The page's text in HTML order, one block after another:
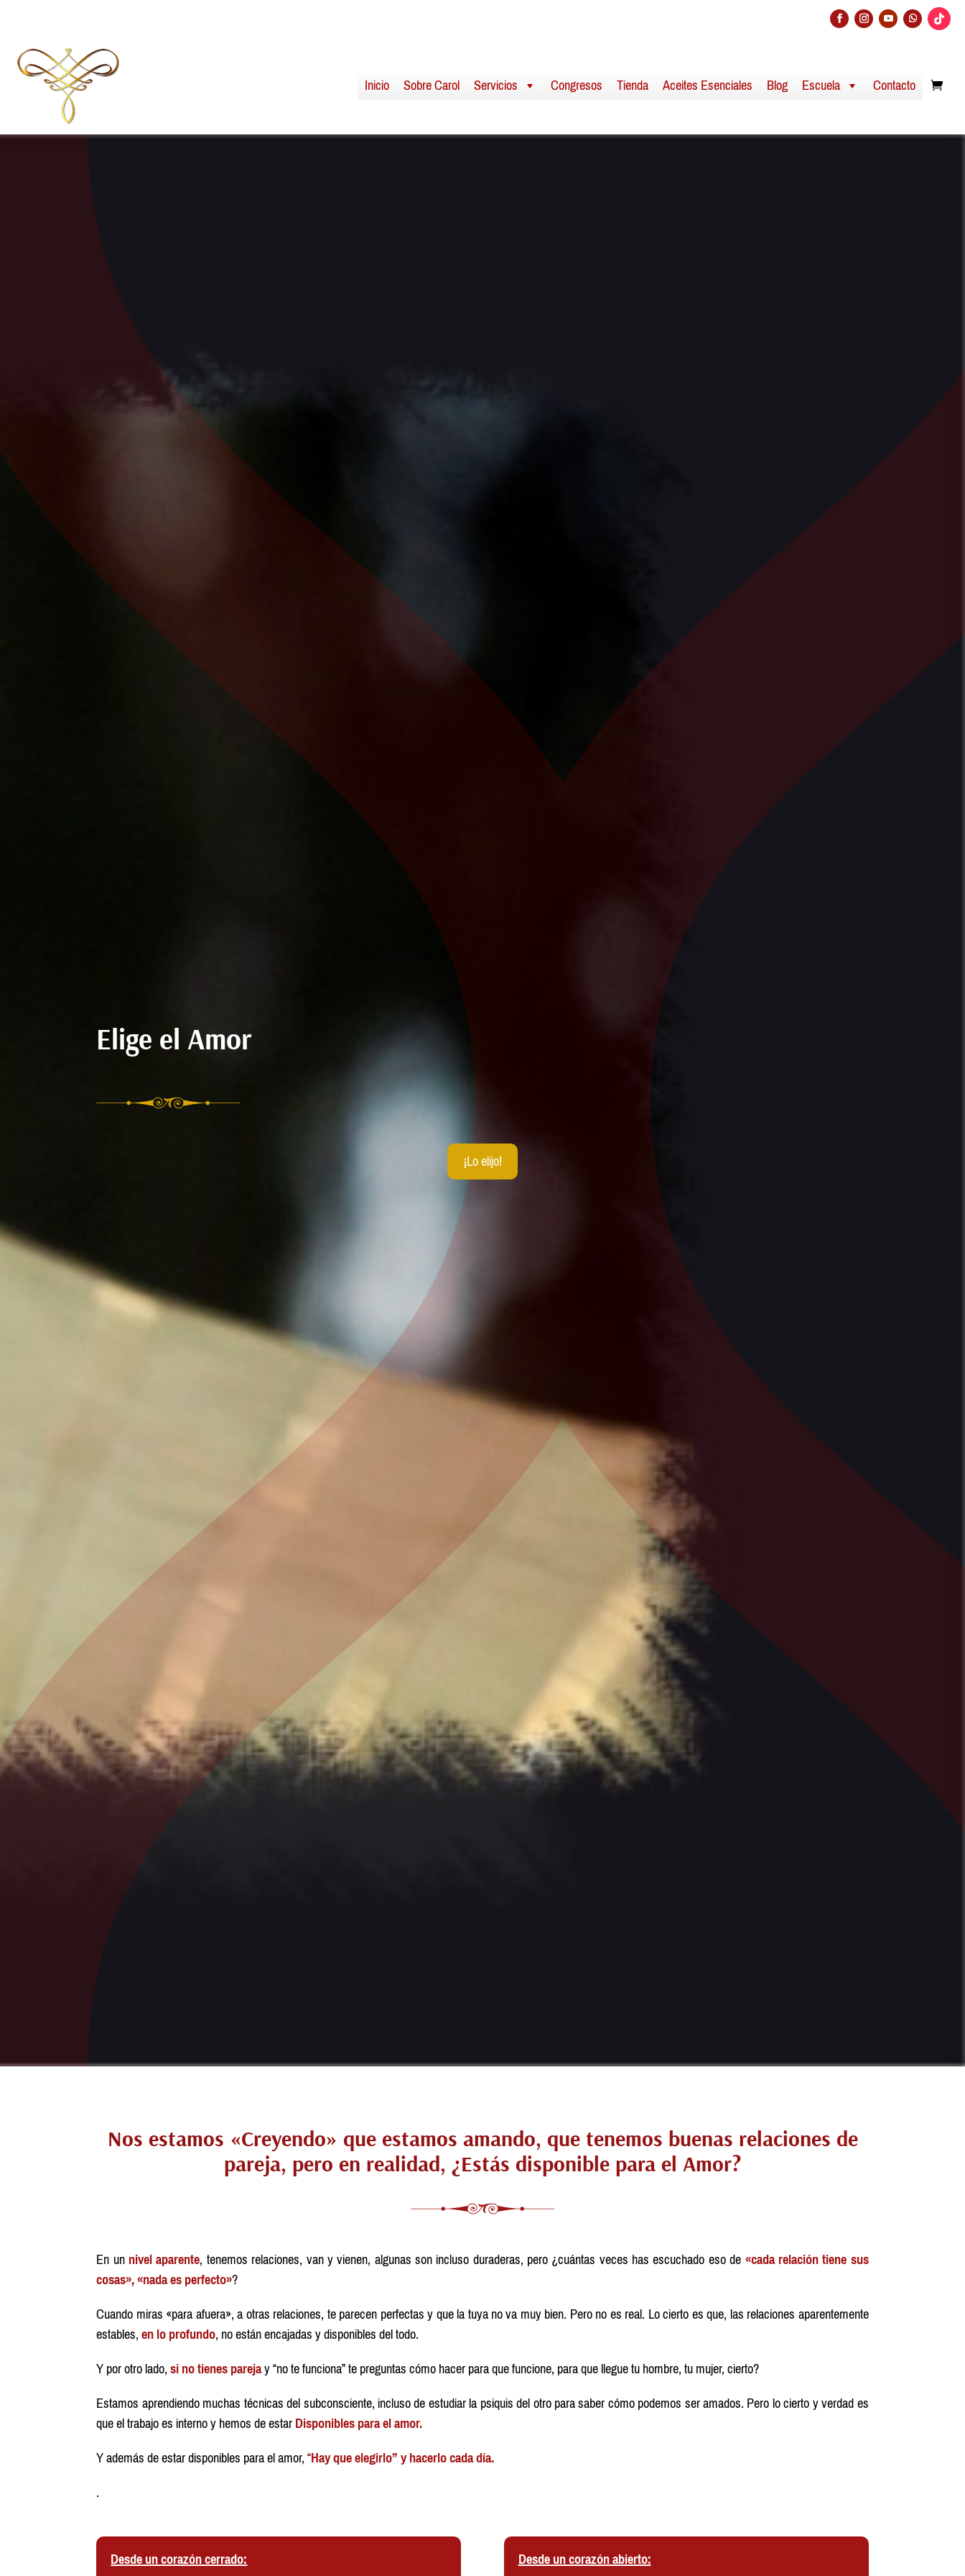
Inicio Sobre Carol Servicios Congresos Tienda Aceites Esenciales Blog Escuela Contacto
Elige el Amor
¡Lo elijo!
Nos estamos «Creyendo» que estamos amando, que tenemos buenas relaciones de
pareja, pero en realidad, ¿Estás disponible para el Amor?
En unnivel aparente, tenemos relaciones, van y vienen, algunas son incluso duraderas, pero ¿cuántas veces has escuchado eso de«cada relación tiene sus
cosas», «nada es perfecto»?
Cuando miras «para afuera», a otras relaciones, te parecen perfectas y que la tuya no va muy bien. Pero no es real. Lo cierto es que, las relaciones aparentemente
estables,en lo profundo, no están encajadas y disponibles del todo.
Y por otro lado,si no tienes parejay “no te funciona” te preguntas cómo hacer para que funcione, para que llegue tu hombre, tu mujer, cierto?
Estamos aprendiendo muchas técnicas del subconsciente, incluso de estudiar la psiquis del otro para saber cómo podemos ser amados. Pero lo cierto y verdad es
que el trabajo es interno y hemos de estarDisponibles para el amor.
Y además de estar disponibles para el amor,“Hay que elegirlo” y hacerlo cada día.
.
Desde un corazón cerrado: Desde un corazón abierto: